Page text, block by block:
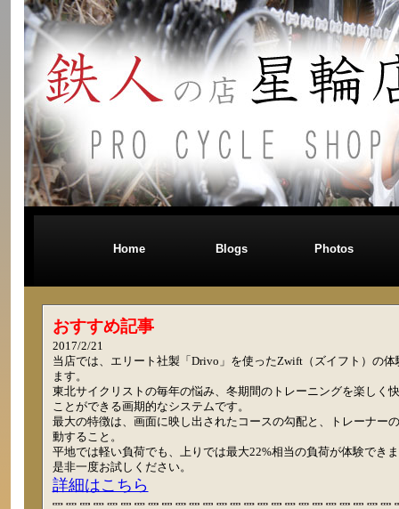
Home Blogs Photos
おすすめ記事
2017/2/21
当店では、エリート社製「Drivo」を使ったZwift（ズイフト）の体
ます。
東北サイクリストの毎年の悩み、冬期間のトレーニングを楽しく
ことができる画期的なシステムです。
最大の特徴は、画面に映し出されたコースの勾配と、トレーナー
動すること。
平地では軽い負荷でも、上りでは最大22%相当の負荷が体験でき
是非一度お試しください。
詳細はこちら